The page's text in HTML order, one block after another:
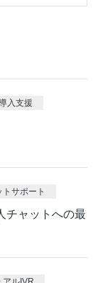
入支援
トサポート
チャットへの最